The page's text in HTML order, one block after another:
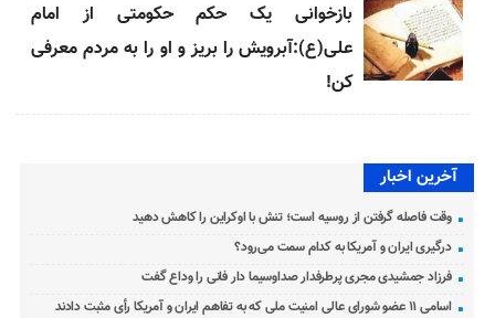
بازخوانی یک حکم حکومتی از امام
علی(ع):آبرویش را بریز و او را به مردم معرفی
کن!
آخرین اخبار
وقت فاصله گرفتن از روسیه است؛ تنش با اوکراین را کاهش دهید
درگیری ایران و آمریکا به کدام سمت می‌رود؟
فرزاد جمشیدی مجری پرطرفدار صداوسیما دار فانی را وداع گفت
اسامی ۱۱ عضو شورای عالی امنیت ملی که به تفاهم ایران و آمریکا رأی مثبت دادند